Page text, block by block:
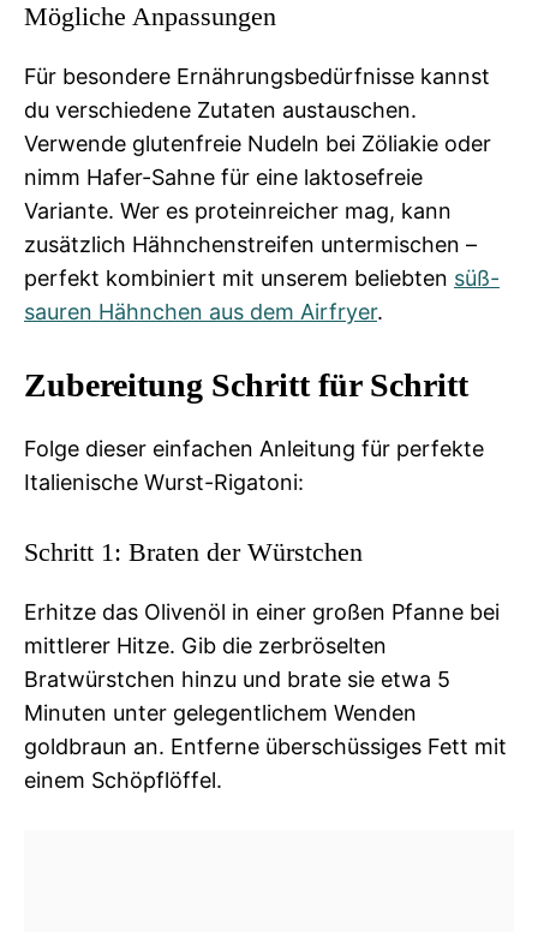
Mögliche Anpassungen
Für besondere Ernährungsbedürfnisse kannst
du verschiedene Zutaten austauschen.
Verwende glutenfreie Nudeln bei Zöliakie oder
nimm Hafer-Sahne für eine laktosefreie
Variante. Wer es proteinreicher mag, kann
zusätzlich Hähnchenstreifen untermischen –
perfekt kombiniert mit unserem beliebten süß-
sauren Hähnchen aus dem Airfryer.
Zubereitung Schritt für Schritt
Folge dieser einfachen Anleitung für perfekte
Italienische Wurst-Rigatoni:
Schritt 1: Braten der Würstchen
Erhitze das Olivenöl in einer großen Pfanne bei
mittlerer Hitze. Gib die zerbröselten
Bratwürstchen hinzu und brate sie etwa 5
Minuten unter gelegentlichem Wenden
goldbraun an. Entferne überschüssiges Fett mit
einem Schöpflöffel.